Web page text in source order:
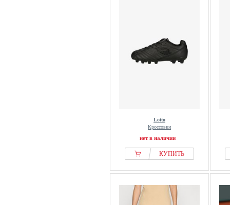
Lotto
Кроссовки
нет в наличии
КУПИТЬ